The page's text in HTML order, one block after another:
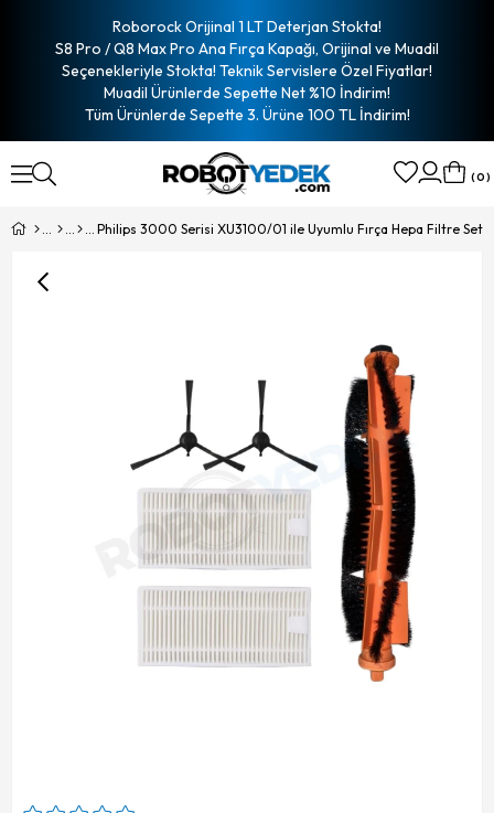
Roborock Orijinal 1 LT Deterjan Stokta!
S8 Pro / Q8 Max Pro Ana Fırça Kapağı, Orijinal ve Muadil
Seçenekleriyle Stokta! Teknik Servislere Özel Fiyatlar!
Muadil Ürünlerde Sepette Net %10 İndirim!
Tüm Ürünlerde Sepette 3. Ürüne 100 TL İndirim!
0
Philips 3000 Serisi XU3100/01 ile Uyumlu Fırça Hepa Filtre